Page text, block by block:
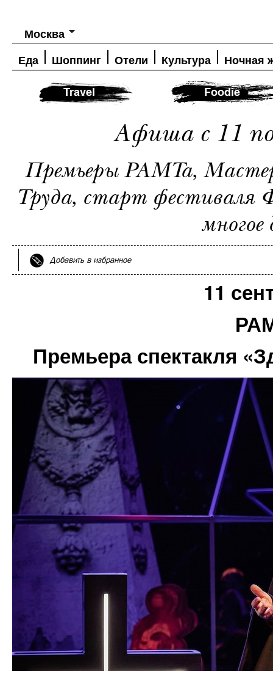
Москва
Еда Шоппинг Отели Культура Ночная
Travel Foodie
Афиша с 11
Премьеры РАМТа,
Труда, старт
многое
Добавить в избранное
11
Премьера спектакля